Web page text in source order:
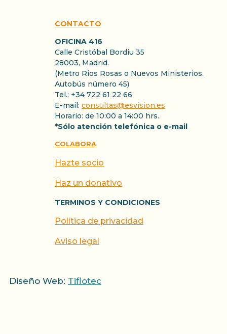
CONTACTO
OFICINA 416
Calle Cristóbal Bordiu 35
28003, Madrid.
(Metro Rios Rosas o Nuevos Ministerios.
Autobús número 45)
Tel.: +34 722 61 22 66
E-mail: consultas@esvision.es
Horario: de 10:00 a 14:00 hrs.
*Sólo atención telefónica o e-mail
COLABORA
Hazte socio
Haz un donativo
TERMINOS Y CONDICIONES
Política de privacidad
Aviso legal
Diseño Web: Tiflotec